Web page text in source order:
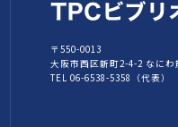
〒550-0013
大阪市西区新町2-4-2 なにわ
TEL 06-6538-5358（代表）